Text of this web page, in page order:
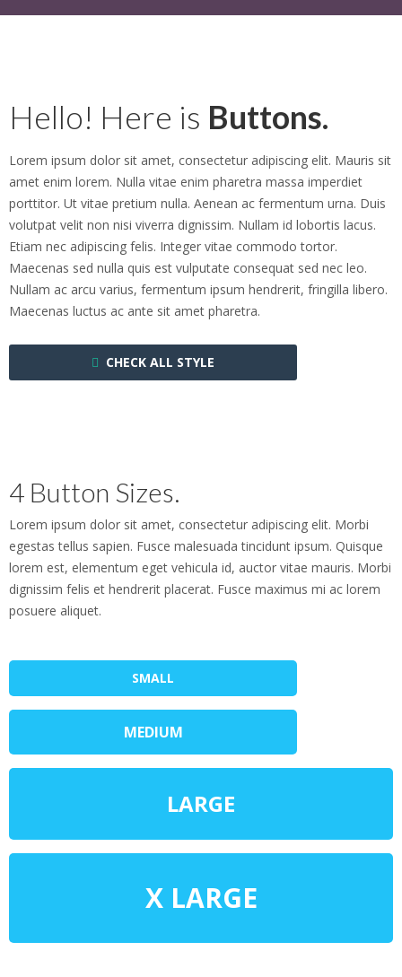
Hello! Here is Buttons.
Lorem ipsum dolor sit amet, consectetur adipiscing elit. Mauris sit
amet enim lorem. Nulla vitae enim pharetra massa imperdiet
porttitor. Ut vitae pretium nulla. Aenean ac fermentum urna. Duis
volutpat velit non nisi viverra dignissim. Nullam id lobortis lacus.
Etiam nec adipiscing felis. Integer vitae commodo tortor.
Maecenas sed nulla quis est vulputate consequat sed nec leo.
Nullam ac arcu varius, fermentum ipsum hendrerit, fringilla libero.
Maecenas luctus ac ante sit amet pharetra.
CHECK ALL STYLE
4 Button Sizes.
Lorem ipsum dolor sit amet, consectetur adipiscing elit. Morbi
egestas tellus sapien. Fusce malesuada tincidunt ipsum. Quisque
lorem est, elementum eget vehicula id, auctor vitae mauris. Morbi
dignissim felis et hendrerit placerat. Fusce maximus mi ac lorem
posuere aliquet.
SMALL
MEDIUM
LARGE
X LARGE